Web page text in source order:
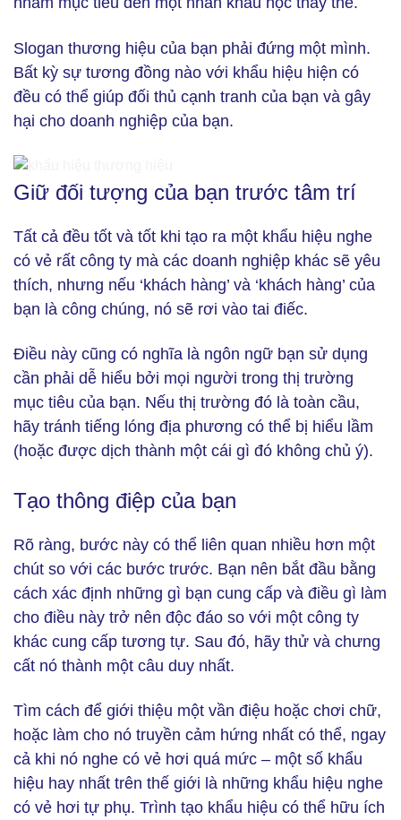
Slogan thương hiệu của bạn phải đứng một mình.
Bất kỳ sự tương đồng nào với khẩu hiệu hiện có
đều có thể giúp đối thủ cạnh tranh của bạn và gây
hại cho doanh nghiệp của bạn.
Cách tạo khẩu hiệu (Ảnh: Freepik)
Giữ đối tượng của bạn trước tâm trí
Tất cả đều tốt và tốt khi tạo ra một khẩu hiệu nghe
có vẻ rất công ty mà các doanh nghiệp khác sẽ yêu
thích, nhưng nếu ‘khách hàng’ và ‘khách hàng’ của
bạn là công chúng, nó sẽ rơi vào tai điếc.
Điều này cũng có nghĩa là ngôn ngữ bạn sử dụng
cần phải dễ hiểu bởi mọi người trong thị trường
mục tiêu của bạn. Nếu thị trường đó là toàn cầu,
hãy tránh tiếng lóng địa phương có thể bị hiểu lầm
(hoặc được dịch thành một cái gì đó không chủ ý).
Tạo thông điệp của bạn
Rõ ràng, bước này có thể liên quan nhiều hơn một
chút so với các bước trước. Bạn nên bắt đầu bằng
cách xác định những gì bạn cung cấp và điều gì làm
cho điều này trở nên độc đáo so với một công ty
khác cung cấp tương tự. Sau đó, hãy thử và chưng
cất nó thành một câu duy nhất.
Tìm cách để giới thiệu một vần điệu hoặc chơi chữ,
hoặc làm cho nó truyền cảm hứng nhất có thể, ngay
cả khi nó nghe có vẻ hơi quá mức – một số khẩu
hiệu hay nhất trên thế giới là những khẩu hiệu nghe
có vẻ hơi tự phụ. Trình tạo khẩu hiệu có thể hữu ích